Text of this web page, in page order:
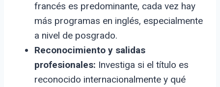
francés es predominante, cada vez hay
más programas en inglés, especialmente
a nivel de posgrado.
Reconocimiento y salidas
profesionales: Investiga si el título es
reconocido internacionalmente y qué